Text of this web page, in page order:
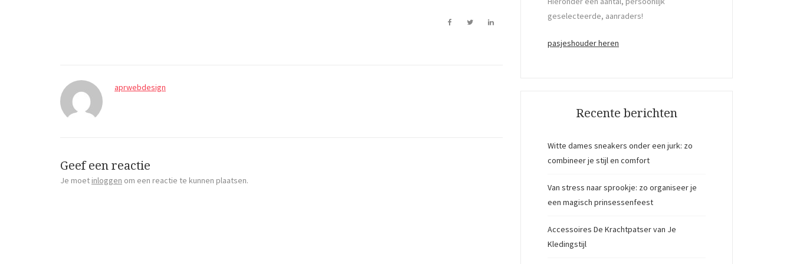
aprwebdesign
Geef een reactie
Je moet inloggen om een reactie te kunnen plaatsen.
geselecteerde, aanraders!
pasjeshouder heren
Recente berichten
Witte dames sneakers onder een jurk: zo
combineer je stijl en comfort
Van stress naar sprookje: zo organiseer je
een magisch prinsessenfeest
Accessoires De Krachtpatser van Je
Kledingstijl